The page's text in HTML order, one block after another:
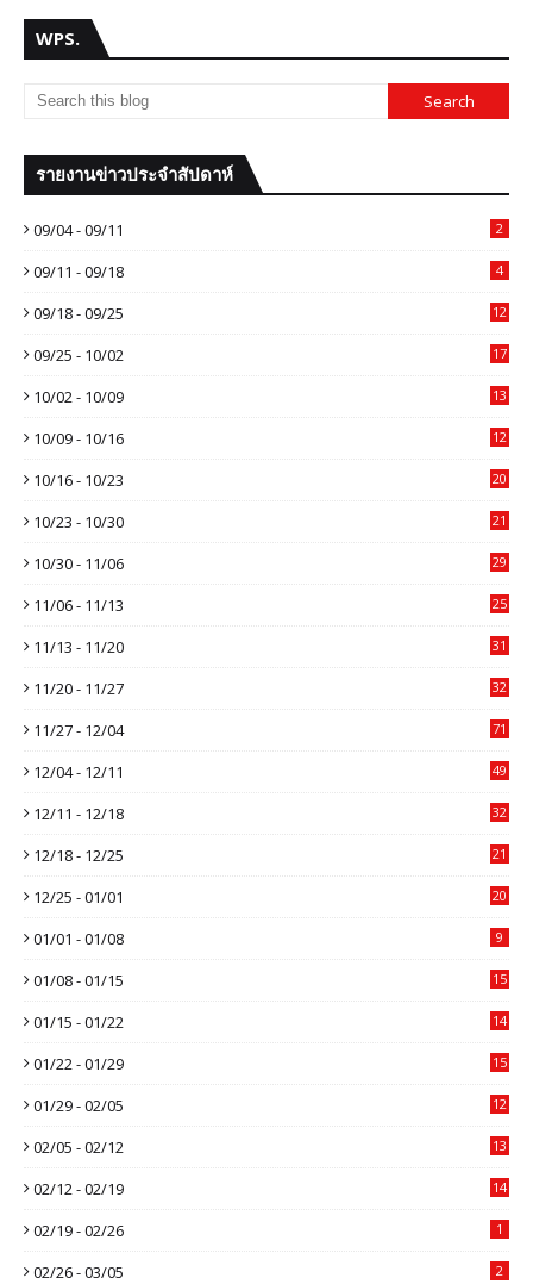
WPS.
รายงานข่าวประจำสัปดาห์
09/04 - 09/11 2
09/11 - 09/18 4
09/18 - 09/25 12
09/25 - 10/02 17
10/02 - 10/09 13
10/09 - 10/16 12
10/16 - 10/23 20
10/23 - 10/30 21
10/30 - 11/06 29
11/06 - 11/13 25
11/13 - 11/20 31
11/20 - 11/27 32
11/27 - 12/04 71
12/04 - 12/11 49
12/11 - 12/18 32
12/18 - 12/25 21
12/25 - 01/01 20
01/01 - 01/08 9
01/08 - 01/15 15
01/15 - 01/22 14
01/22 - 01/29 15
01/29 - 02/05 12
02/05 - 02/12 13
02/12 - 02/19 14
02/19 - 02/26 1
02/26 - 03/05 2